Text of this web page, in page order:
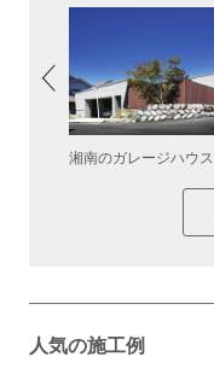
湘南のガレージハウス
人気の施工例